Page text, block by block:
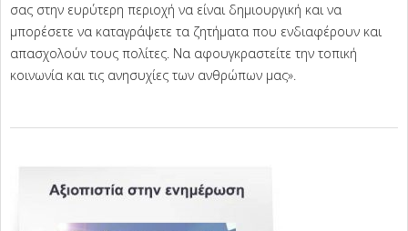
σας στην ευρύτερη περιοχή να είναι δημιουργική και να
μπορέσετε να καταγράψετε τα ζητήματα που ενδιαφέρουν και
απασχολούν τους πολίτες. Να αφουγκραστείτε την τοπική
κοινωνία και τις ανησυχίες των ανθρώπων μας».